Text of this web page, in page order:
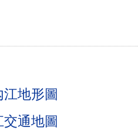
江地形圖
交通地圖